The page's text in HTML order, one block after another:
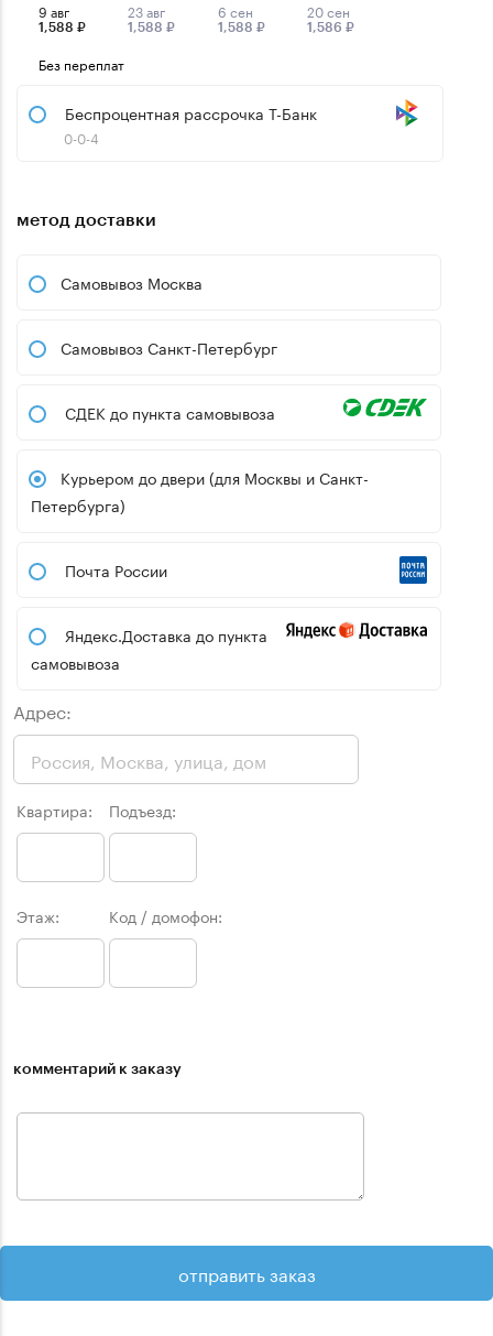
9 авг
1,588 ₽
23 авг
1,588 ₽
6 сен
1,588 ₽
20 сен
1,586 ₽
Без переплат
Беспроцентная рассрочка Т-Банк
0-0-4
метод доставки
Самовывоз Москва
Самовывоз Санкт-Петербург
СДЕК до пункта самовывоза
Курьером до двери (для Москвы и Санкт-
Петербурга)
Почта России
Яндекс.Доставка до пункта
самовывоза
Адрес:
Квартира: Подъезд:
Этаж: Код / домофон:
комментарий к заказу